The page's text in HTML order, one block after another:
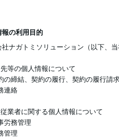
報の利用目的
ナガトミソリューション（以下、
等の個人情報について
の締結、契約の履行、契約の履行請
連絡
業者に関する個人情報について
労務管理
管理